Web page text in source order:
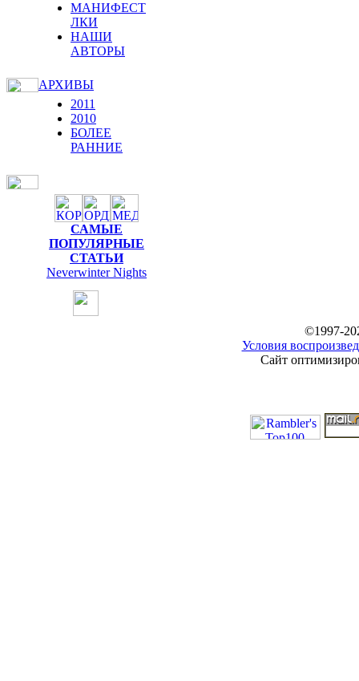
МАНИФЕСТ
ЛКИ
НАШИ
АВТОРЫ
АРХИВЫ
2011
2010
БОЛЕЕ
РАННИЕ
САМЫЕ
ПОПУЛЯРНЫЕ
СТАТЬИ
Neverwinter Nights
©1997-
Условия
Сайт